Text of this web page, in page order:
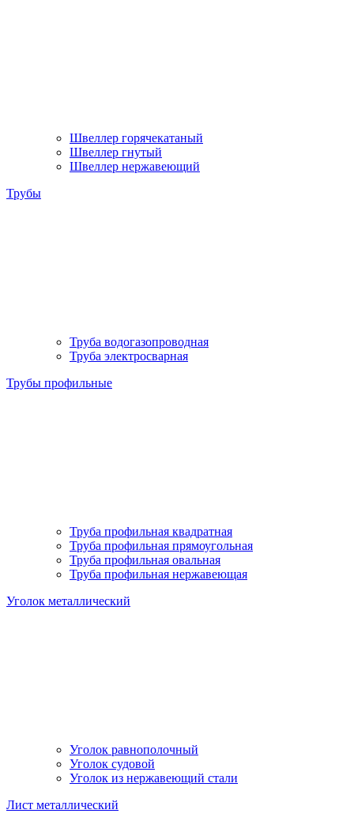
Швеллер горячекатаный
Швеллер гнутый
Швеллер нержавеющий
Трубы
Труба водогазопроводная
Труба электросварная
Трубы профильные
Труба профильная квадратная
Труба профильная прямоугольная
Труба профильная овальная
Труба профильная нержавеющая
Уголок металлический
Уголок равнополочный
Уголок судовой
Уголок из нержавеющий стали
Лист металлический